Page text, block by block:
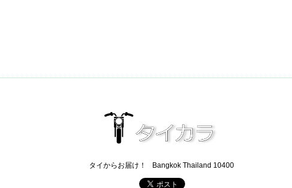
タイからお届け！ Bangkok Thailand 10400